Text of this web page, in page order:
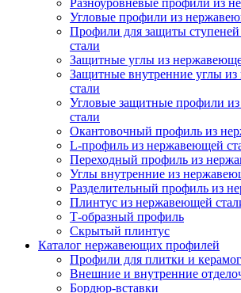
Разноуровневые профили из
Угловые профили из
Профили для защиты
стали
Защитные углы из
Защитные внутренние углы
стали
Угловые защитные профили
стали
Окантовочный профиль из
L-профиль из нержавеющей
Переходный профиль из
Углы внутренние из
Разделительный профиль из
Плинтус из нержавеющей
Т-образный профиль
Скрытый плинтус
Каталог нержавеющих профилей
Профили для плитки и
Внешние и внутренние
Бордюр-вставки